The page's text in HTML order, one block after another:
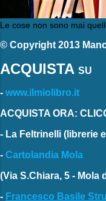
Le cose non sono mai
© Copyright 2013
ACQUISTA SU
- www.ilmiolibro.it
ACQUISTA ORA:
- La Feltrinelli (librerie
- Cartolandia Mola
(Via S.Chiara, 5 - Mola
- Francesco Basile